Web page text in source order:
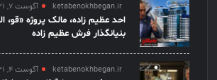
ketabenokhbegan.ir آگوست 7, 2021
احد عظیم زاده، مالک پروژه «قو،
بنیانگذار فرش عظیم زاده
ketabenokhbegan.ir آگوست 4, 2021